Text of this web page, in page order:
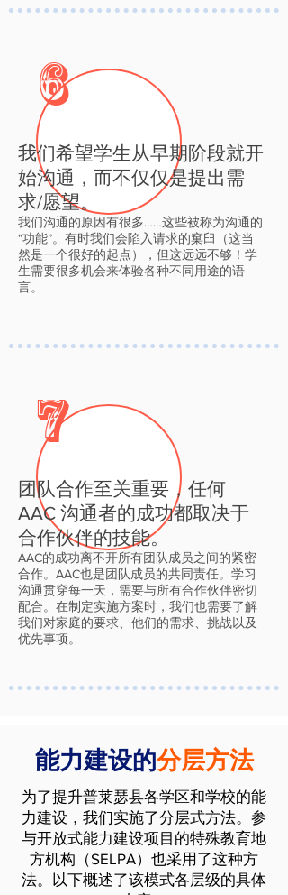
6
我们希望学生从早期阶段就开
始沟通，而不仅仅是提出需
求/愿望。
我们沟通的原因有很多……这些被称为沟通的
“功能”。有时我们会陷入请求的窠臼（这当
然是一个很好的起点），但这远远不够！学
生需要很多机会来体验各种不同用途的语
言。
7
团队合作至关重要，任何
AAC 沟通者的成功都取决于
合作伙伴的技能。
AAC的成功离不开所有团队成员之间的紧密
合作。AAC也是团队成员的共同责任。学习
沟通贯穿每一天，需要与所有合作伙伴密切
配合。在制定实施方案时，我们也需要了解
我们对家庭的要求、他们的需求、挑战以及
优先事项。
能力建设的分层方法
为了提升普莱瑟县各学区和学校的能
力建设，我们实施了分层式方法。参
与开放式能力建设项目的特殊教育地
方机构（SELPA）也采用了这种方
法。以下概述了该模式各层级的具体